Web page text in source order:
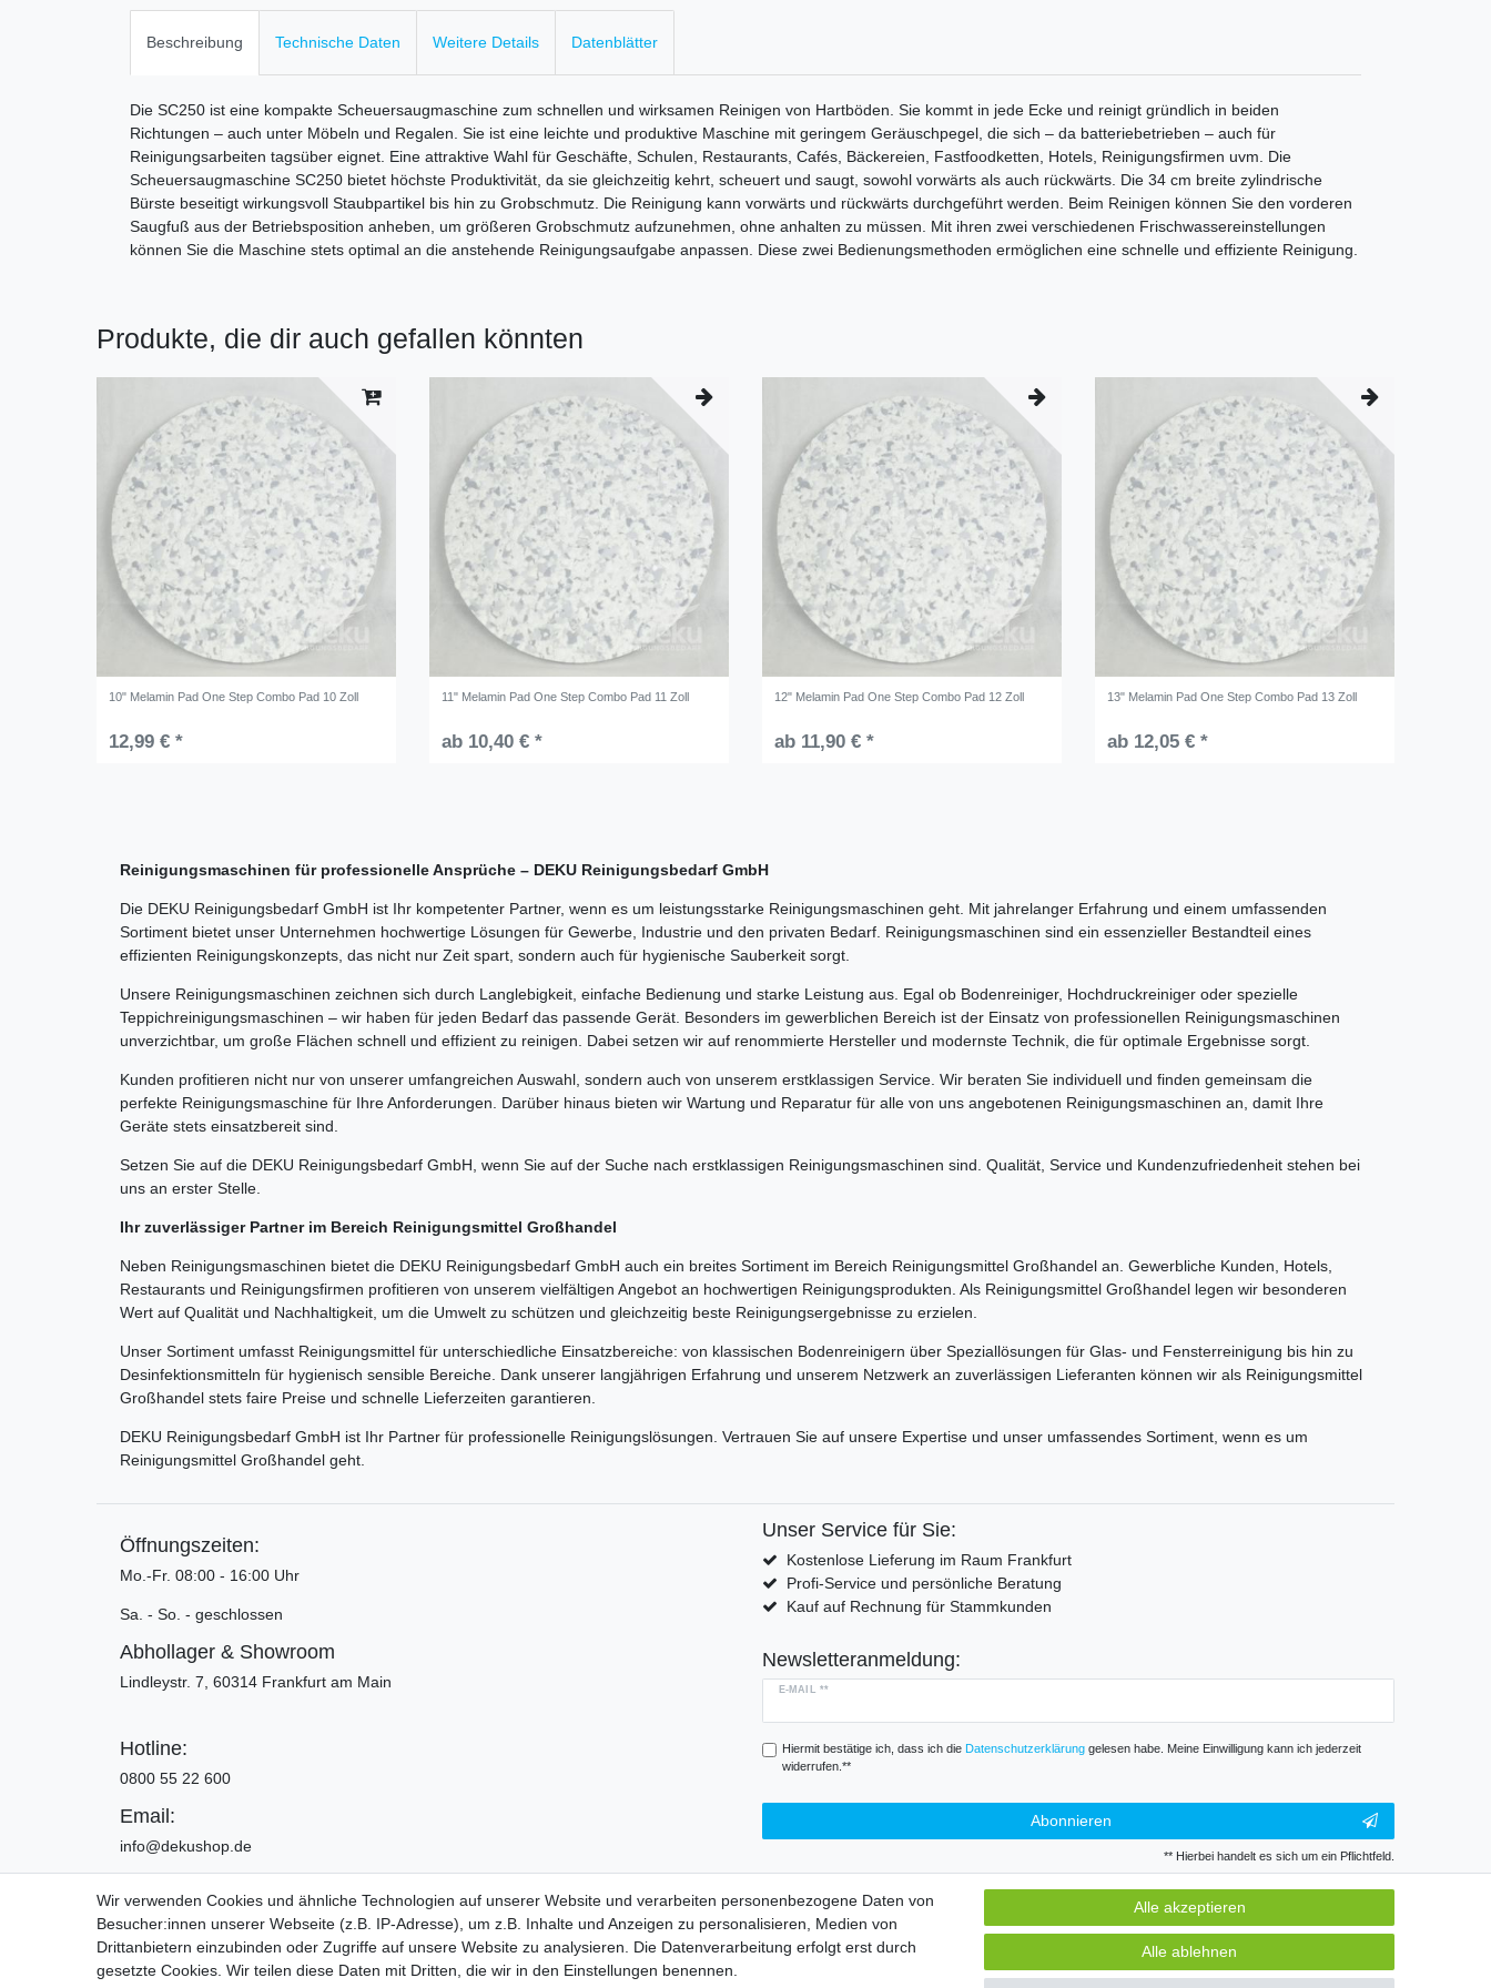
Beschreibung Technische Daten Weitere Details Datenblätter
Die SC250 ist eine kompakte Scheuersaugmaschine zum schnellen und wirksamen Reinigen von Hartböden. Sie kommt in jede Ecke und reinigt gründlich in beiden
Richtungen – auch unter Möbeln und Regalen. Sie ist eine leichte und produktive Maschine mit geringem Geräuschpegel, die sich – da batteriebetrieben – auch für
Reinigungsarbeiten tagsüber eignet. Eine attraktive Wahl für Geschäfte, Schulen, Restaurants, Cafés, Bäckereien, Fastfoodketten, Hotels, Reinigungsfirmen uvm. Die
Scheuersaugmaschine SC250 bietet höchste Produktivität, da sie gleichzeitig kehrt, scheuert und saugt, sowohl vorwärts als auch rückwärts. Die 34 cm breite zylindrische
Bürste beseitigt wirkungsvoll Staubpartikel bis hin zu Grobschmutz. Die Reinigung kann vorwärts und rückwärts durchgeführt werden. Beim Reinigen können Sie den vorderen
Saugfuß aus der Betriebsposition anheben, um größeren Grobschmutz aufzunehmen, ohne anhalten zu müssen. Mit ihren zwei verschiedenen Frischwassereinstellungen
können Sie die Maschine stets optimal an die anstehende Reinigungsaufgabe anpassen. Diese zwei Bedienungsmethoden ermöglichen eine schnelle und effiziente Reinigung.
Produkte, die dir auch gefallen könnten
10" Melamin Pad One Step Combo Pad 10 Zoll
12,99 € *
11" Melamin Pad One Step Combo Pad 11 Zoll
ab 10,40 € *
12" Melamin Pad One Step Combo Pad 12 Zoll
ab 11,90 € *
13" Melamin Pad One Step Combo Pad 13 Zoll
ab 12,05 € *
Reinigungsmaschinen für professionelle Ansprüche – DEKU Reinigungsbedarf GmbH
Die DEKU Reinigungsbedarf GmbH ist Ihr kompetenter Partner, wenn es um leistungsstarke Reinigungsmaschinen geht. Mit jahrelanger Erfahrung und einem umfassenden
Sortiment bietet unser Unternehmen hochwertige Lösungen für Gewerbe, Industrie und den privaten Bedarf. Reinigungsmaschinen sind ein essenzieller Bestandteil eines
effizienten Reinigungskonzepts, das nicht nur Zeit spart, sondern auch für hygienische Sauberkeit sorgt.
Unsere Reinigungsmaschinen zeichnen sich durch Langlebigkeit, einfache Bedienung und starke Leistung aus. Egal ob Bodenreiniger, Hochdruckreiniger oder spezielle
Teppichreinigungsmaschinen – wir haben für jeden Bedarf das passende Gerät. Besonders im gewerblichen Bereich ist der Einsatz von professionellen Reinigungsmaschinen
unverzichtbar, um große Flächen schnell und effizient zu reinigen. Dabei setzen wir auf renommierte Hersteller und modernste Technik, die für optimale Ergebnisse sorgt.
Kunden profitieren nicht nur von unserer umfangreichen Auswahl, sondern auch von unserem erstklassigen Service. Wir beraten Sie individuell und finden gemeinsam die
perfekte Reinigungsmaschine für Ihre Anforderungen. Darüber hinaus bieten wir Wartung und Reparatur für alle von uns angebotenen Reinigungsmaschinen an, damit Ihre
Geräte stets einsatzbereit sind.
Setzen Sie auf die DEKU Reinigungsbedarf GmbH, wenn Sie auf der Suche nach erstklassigen Reinigungsmaschinen sind. Qualität, Service und Kundenzufriedenheit stehen bei
uns an erster Stelle.
Ihr zuverlässiger Partner im Bereich Reinigungsmittel Großhandel
Neben Reinigungsmaschinen bietet die DEKU Reinigungsbedarf GmbH auch ein breites Sortiment im Bereich Reinigungsmittel Großhandel an. Gewerbliche Kunden, Hotels,
Restaurants und Reinigungsfirmen profitieren von unserem vielfältigen Angebot an hochwertigen Reinigungsprodukten. Als Reinigungsmittel Großhandel legen wir besonderen
Wert auf Qualität und Nachhaltigkeit, um die Umwelt zu schützen und gleichzeitig beste Reinigungsergebnisse zu erzielen.
Unser Sortiment umfasst Reinigungsmittel für unterschiedliche Einsatzbereiche: von klassischen Bodenreinigern über Speziallösungen für Glas- und Fensterreinigung bis hin zu
Desinfektionsmitteln für hygienisch sensible Bereiche. Dank unserer langjährigen Erfahrung und unserem Netzwerk an zuverlässigen Lieferanten können wir als Reinigungsmittel
Großhandel stets faire Preise und schnelle Lieferzeiten garantieren.
DEKU Reinigungsbedarf GmbH ist Ihr Partner für professionelle Reinigungslösungen. Vertrauen Sie auf unsere Expertise und unser umfassendes Sortiment, wenn es um
Reinigungsmittel Großhandel geht.
Öffnungszeiten:
Mo.-Fr. 08:00 - 16:00 Uhr
Sa. - So. - geschlossen
Abhollager & Showroom
Lindleystr. 7, 60314 Frankfurt am Main
Hotline:
0800 55 22 600
Email:
info@dekushop.de
Unser Service für Sie:
Kostenlose Lieferung im Raum Frankfurt
Profi-Service und persönliche Beratung
Kauf auf Rechnung für Stammkunden
Newsletteranmeldung:
E-MAIL **
Hiermit bestätige ich, dass ich die Daten­schutz­erklärunggelesen habe. Meine Einwilligung kann ich jederzeit
widerrufen.**
Abonnieren
** Hierbei handelt es sich um ein Pflichtfeld.
Widerrufs­recht Widerrufs­formular Impressum Daten­schutz­erklärung AGB Kontakt
Wir verwenden Cookies und ähnliche Technologien auf unserer Website und verarbeiten personenbezogene Daten von
Besucher:innen unserer Webseite (z.B. IP-Adresse), um z.B. Inhalte und Anzeigen zu personalisieren, Medien von
Drittanbietern einzubinden oder Zugriffe auf unsere Website zu analysieren. Die Datenverarbeitung erfolgt erst durch
gesetzte Cookies. Wir teilen diese Daten mit Dritten, die wir in den Einstellungen benennen.
Alle akzeptieren
Alle ablehnen